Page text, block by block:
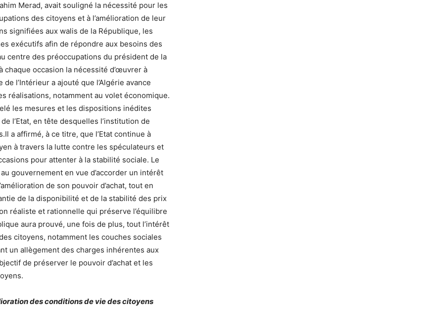
Merad, avait souligné la nécessité pour les
des citoyens et à l’amélioration de leur
signifiées aux walis de la République, les
exécutifs afin de répondre aux besoins des
centre des préoccupations du président de la
chaque occasion la nécessité d’œuvrer à
l’Intérieur a ajouté que l’Algérie avance
réalisations, notamment au volet économique.
les mesures et les dispositions inédites
l’Etat, en tête desquelles l’institution de
a affirmé, à ce titre, que l’Etat continue à
à travers la lutte contre les spéculateurs et
pour attenter à la stabilité sociale. Le
gouvernement en vue d’accorder un intérêt
de son pouvoir d’achat, tout en
de la disponibilité et de la stabilité des prix
réaliste et rationnelle qui préserve l’équilibre
aura prouvé, une fois de plus, tout l’intérêt
citoyens, notamment les couches sociales
un allègement des charges inhérentes aux
de préserver le pouvoir d’achat et les
des conditions de vie des citoyens